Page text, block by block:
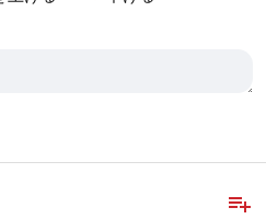
playlist_add